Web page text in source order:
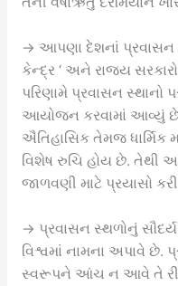
→ આપણા દેશનાં પ્રવાસન
કેન્દ્ર ‘ અને રાજ્ય
પરિણામે પ્રવાસન
આયોજન કરવામાં આવ્યું
ઐતિહાસિક તેમજ ધાર્મિક
વિશેષ રુચિ હોય છે. તેથી
જાળવણી માટે પ્રયાસો
→ પ્રવાસન સ્થળોનું
વિશ્વમાં નામના અપાવે છે.
સ્વરૂપને આંચ ન આવે તે રીતે